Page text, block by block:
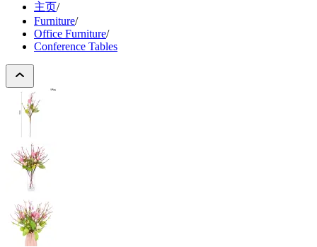
主页/
Furniture/
Office Furniture/
Conference Tables